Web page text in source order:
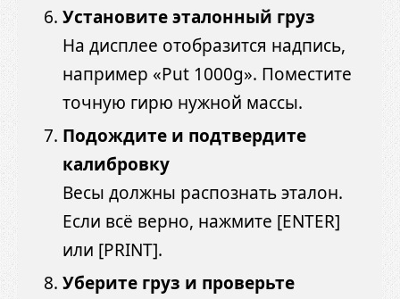
Установите эталонный груз
На дисплее отобразится надпись,
например «Put 1000g». Поместите
точную гирю нужной массы.
Подождите и подтвердите
калибровку
Весы должны распознать эталон.
Если всё верно, нажмите [ENTER]
или [PRINT].
Уберите груз и проверьте